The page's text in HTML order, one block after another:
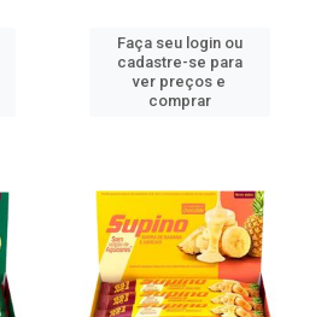
Faça seu login ou
cadastre-se para
ver preços e
comprar